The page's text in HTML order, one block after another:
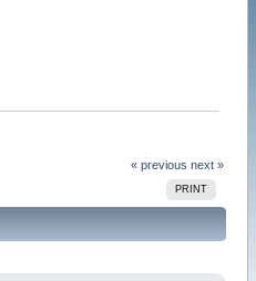
« previous next »
PRINT